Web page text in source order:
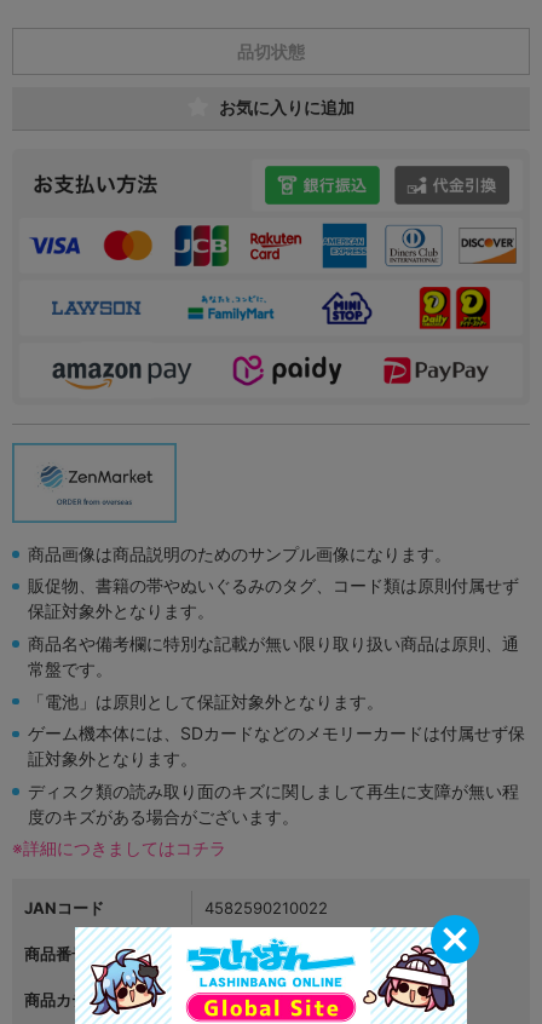
品切状態
お気に入りに追加
商品画像は商品説明のためのサンプル画像になります。
販促物、書籍の帯やぬいぐるみのタグ、コード類は原則付属せず
保証対象外となります。
商品名や備考欄に特別な記載が無い限り取り扱い商品は原則、通
常盤です。
「電池」は原則として保証対象外となります。
ゲーム機本体には、SDカードなどのメモリーカードは付属せず保
証対象外となります。
ディスク類の読み取り面のキズに関しまして再生に支障が無い程
度のキズがある場合がございます。
※詳細につきましてはコチラ
JANコード 4582590210022
商品番号 L05057439
商品カテゴリ ゲーム